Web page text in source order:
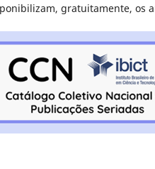
gratuitamente, os